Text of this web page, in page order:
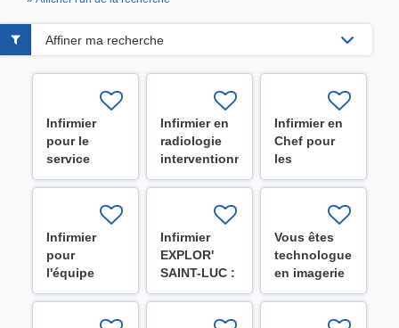
Infirmier
pour le
service
d'hématologie
Roi Albert II
(H/F/X)
Infirmier en
radiologie
interventionnelle
(H/F/X)
Infirmier en
Chef pour
les
différents
Cliniques -
Réserve de
recrutement
(H/F/X)
Infirmier
pour
l'équipe
mobile
Infirmier
EXPLOR'
SAINT-LUC :
Explorer
Vous êtes
technologue
en imagerie
médicale ?
Affiner ma recherche